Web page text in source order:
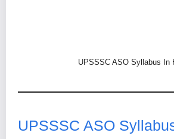
UPSSSC ASO Syllabus In
UPSSSC ASO